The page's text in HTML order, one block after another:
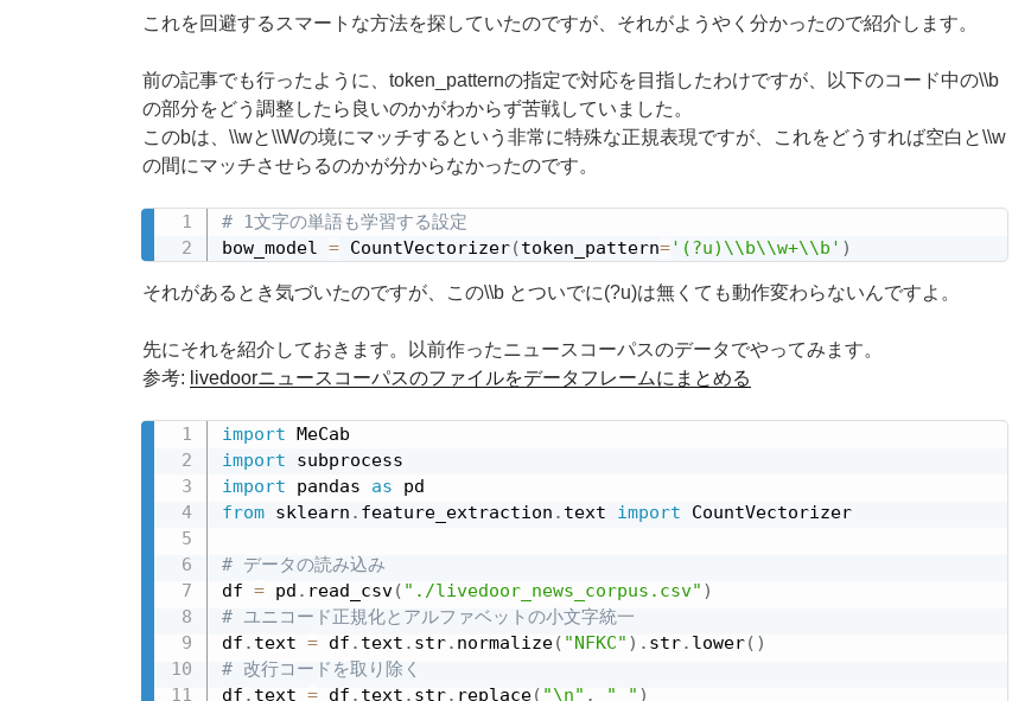
これを回避するスマートな方法を探していたのですが、それがようやく分かったので紹介します。
前の記事でも行ったように、token_patternの指定で対応を目指したわけですが、以下のコード中の\\b
の部分をどう調整したら良いのかがわからず苦戦していました。
このbは、 \\wと\\Wの境にマッチするという非常に特殊な正規表現ですが、これをどうすれば空白と\\w
の間にマッチさせらるのかが分からなかったのです。
# 1文字の単語も学習する設定
bow_model = CountVectorizer(token_pattern='(?u)\\b\\w+\\b' )
それがあるとき気づいたのですが、この\\b とついでに(?u)は無くても動作変わらないんですよ。
先にそれを紹介しておきます。以前作ったニュースコーパスのデータでやってみます。
参考: livedoorニュースコーパスのファイルをデータフレームにまとめる
import
import
import pandas as
from sklearn . feature_extraction . text import CountVectorizer
# データの読み込み
df = pd . read_csv( "./livedoor_news_corpus.csv" )
# ユニコード正規化とアルファベットの小文字統一
df . text = df . text . str. normalize( "NFKC" ) . str. lower( )
# 改行コードを取り除く
df . text = df . text . str. replace( "\n" , " " )